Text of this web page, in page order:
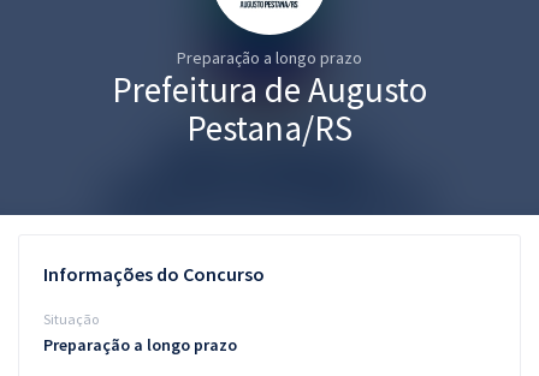
Conteúdo gratuito
Preparação a longo prazo
Prefeitura de Augusto
Pestana/RS
Informações do Concurso
Situação
Preparação a longo prazo